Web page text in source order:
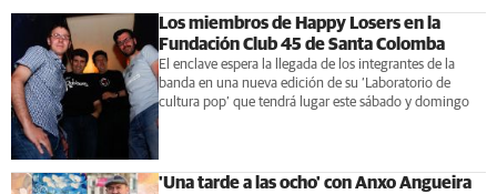
Los miembros de Happy Losers en la
Fundación Club 45 de Santa Colomba
El enclave espera la llegada de los integrantes de la
banda en una nueva edición de su ‘Laboratorio de
cultura pop’ que tendrá lugar este sábado y domingo
'Una tarde a las ocho' con Anxo Angueira